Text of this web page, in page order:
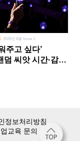
2026년 8월 Issue 1
주고 싶다’
덤 씨앗 시간·감정
정보처리방침
교육 문의